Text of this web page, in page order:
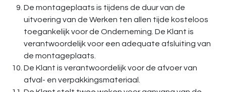
De montageplaats is tijdens de duur van de
uitvoering van de Werken ten allen tijde kosteloos
toegankelijk voor de Onderneming. De Klant is
verantwoordelijk voor een adequate afsluiting van
de montageplaats.
De Klant is verantwoordelijk voor de afvoer van
afval- en verpakkingsmateriaal.